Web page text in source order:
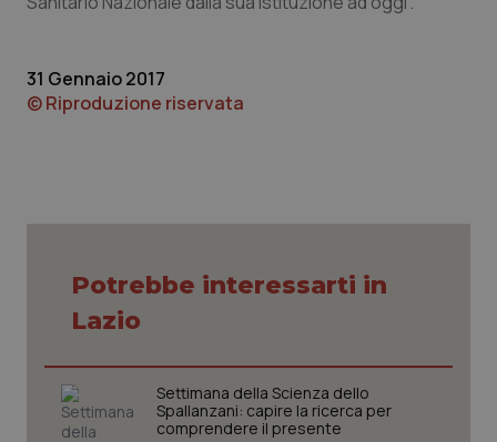
Provincia Autonoma di Trento
Sicilia
Toscana
Umbria
Ipertensione & Scompenso
Neuroscienze & patologie neurodegenerative
Obesità
Oftalmologia
31 Gennaio 2017
© Riproduzione riservata
Potrebbe interessarti in
Lazio
Settimana della Scienza dello
Spallanzani: capire la ricerca per
comprendere il presente